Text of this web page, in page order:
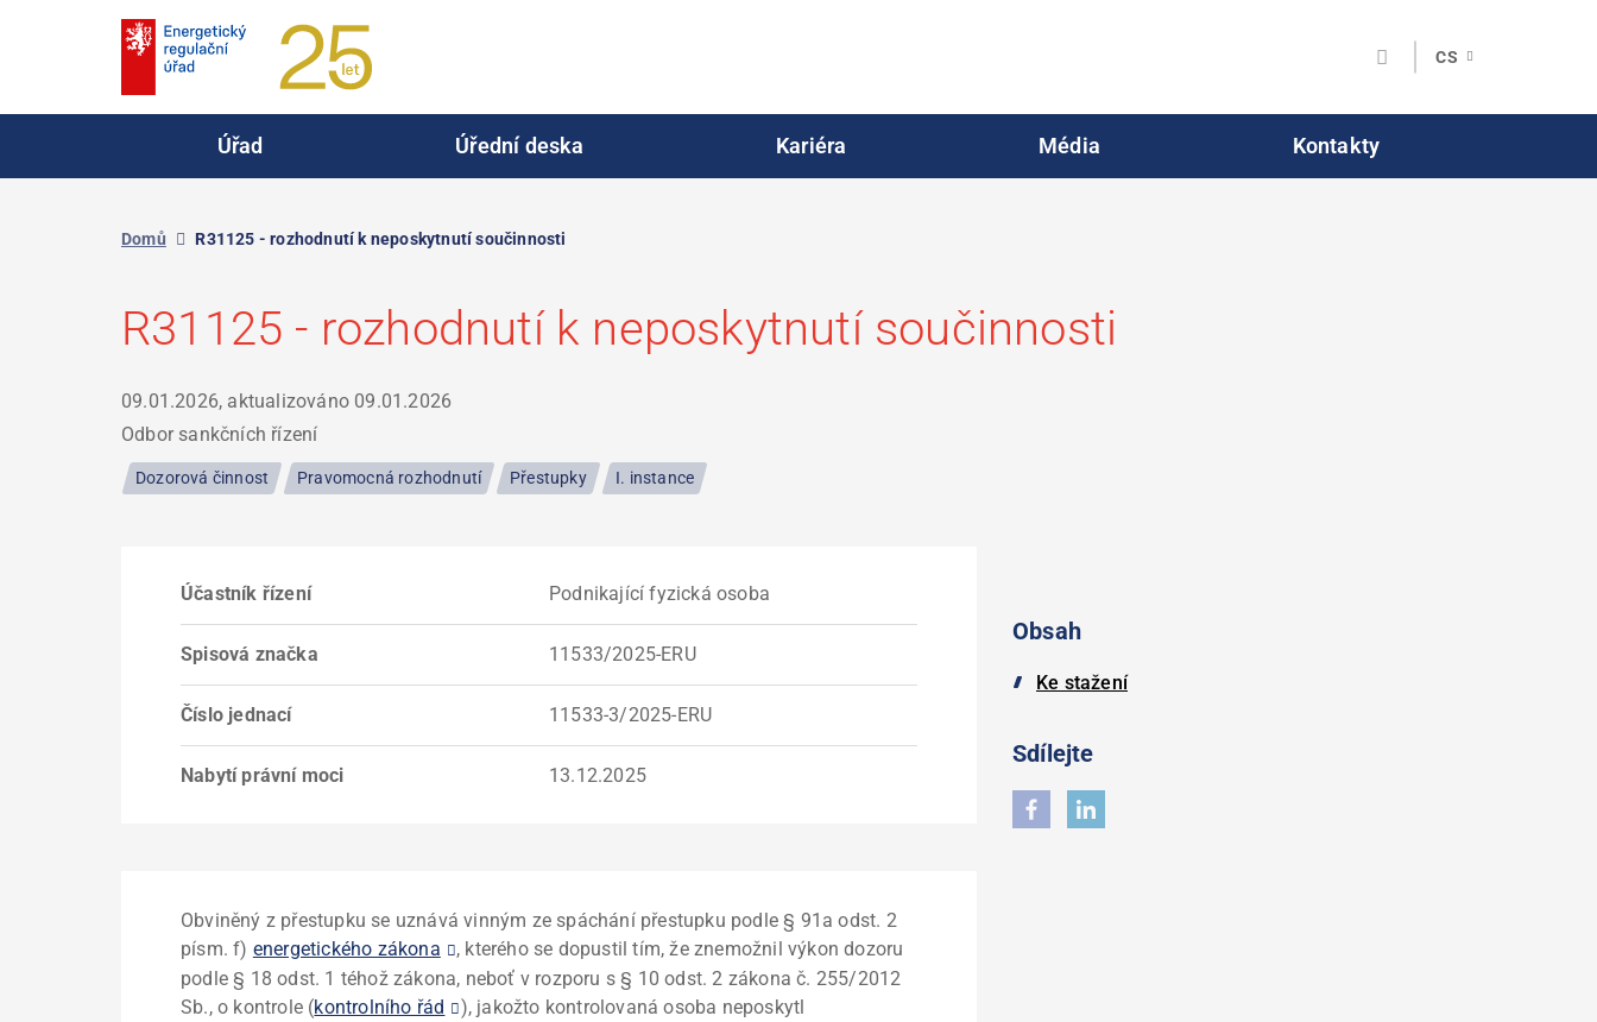
CS
Úřad Úřední deska Kariéra Média Kontakty
Domů R31125 - rozhodnutí k neposkytnutí součinnosti
R31125 - rozhodnutí k neposkytnutí součinnosti
09.01.2026, aktualizováno 09.01.2026
Odbor sankčních řízení
Dozorová činnost Pravomocná rozhodnutí Přestupky I. instance
Účastník řízení Podnikající fyzická osoba
Spisová značka 11533/2025-ERU
Číslo jednací 11533-3/2025-ERU
Nabytí právní moci 13.12.2025
Obviněný z přestupku se uznává vinným ze spáchání přestupku podle § 91a odst. 2
písm. f) energetického zákona
, kterého se dopustil tím, že znemožnil výkon dozoru
podle § 18 odst. 1 téhož zákona, neboť v rozporu s § 10 odst. 2 zákona č. 255/2012
Sb., o kontrole (kontrolního řád ), jakožto kontrolovaná osoba neposkytl
Obsah
Ke stažení
Sdílejte